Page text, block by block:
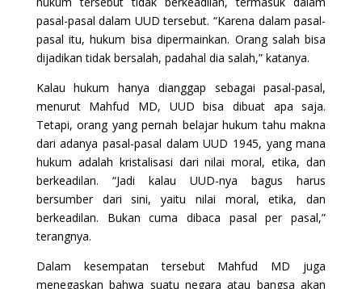
pasal-pasal dalam UUD tersebut. “Karena dalam pasal-
pasal itu, hukum bisa dipermainkan. Orang salah bisa
dijadikan tidak bersalah, padahal dia salah,” katanya.
Kalau hukum hanya dianggap sebagai pasal-pasal,
menurut Mahfud MD, UUD bisa dibuat apa saja.
Tetapi, orang yang pernah belajar hukum tahu makna
dari adanya pasal-pasal dalam UUD 1945, yang mana
hukum adalah kristalisasi dari nilai moral, etika, dan
berkeadilan. “Jadi kalau UUD-nya bagus harus
bersumber dari sini, yaitu nilai moral, etika, dan
berkeadilan. Bukan cuma dibaca pasal per pasal,”
terangnya.
Dalam kesempatan tersebut Mahfud MD juga
menegaskan bahwa suatu negara atau bangsa akan